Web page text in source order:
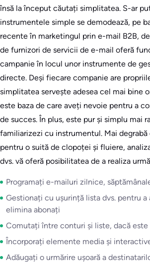
însă la început căutați simplitatea. S-ar
instrumentele simple se demodează, pe
recente în marketingul prin e-mail B2B,
de furnizori de servicii de e-mail oferă
campanie în locul unor instrumente de
directe. Deși fiecare companie are
simplitatea servește adesea cel mai bine
este baza de care aveți nevoie pentru a
de succes. În plus, este pur și simplu mai
familiarizezi cu instrumentul. Mai
pentru o suită de clopoței și fluiere,
dvs. vă oferă posibilitatea de a realiza
Programați e-mailuri zilnice,
Gestionați cu ușurință lista dvs. pentru a
elimina abonați
Comutați între conturi și liste, dacă este
Încorporați elemente media și
Adăugați o urmărire ușoară a